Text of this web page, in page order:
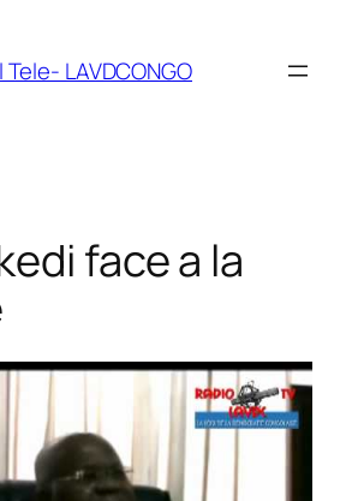
LAVDCONGO
face a la